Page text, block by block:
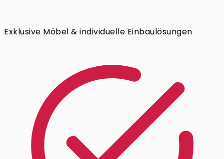
Exklusive Möbel & individuelle Einbaulösungen